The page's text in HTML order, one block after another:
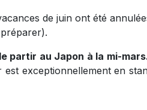
de juin ont été
partir au Japon à la mi-
exceptionnellement en